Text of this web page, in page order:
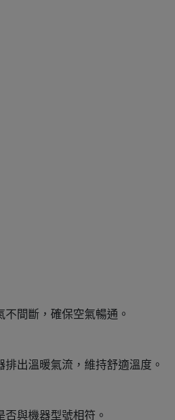
間斷，確保空氣暢通。
出溫暖氣流，維持舒適溫度。
否與機器型號相符。